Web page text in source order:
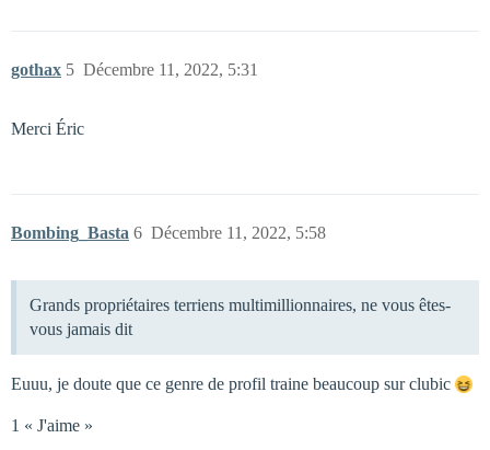
gothax Décembre 11, 2022, 5:31
5
Merci Éric
Bombing_Basta Décembre 11, 2022, 5:58
6
Grands propriétaires terriens multimillionnaires, ne vous êtes-
vous jamais dit
Euuu, je doute que ce genre de profil traine beaucoup sur clubic
1 « J'aime »